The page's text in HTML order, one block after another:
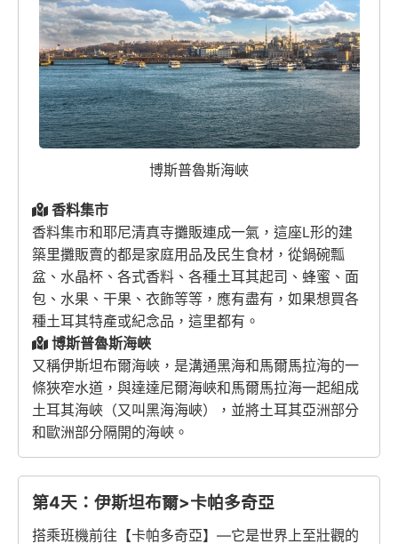
博斯普魯斯海峽
香料集市
香料集市和耶尼清真寺攤販連成一氣，這座L形的建
築里攤販賣的都是家庭用品及民生食材，從鍋碗瓢
盆、水晶杯、各式香料、各種土耳其起司、蜂蜜、面
包、水果、干果、衣飾等等，應有盡有，如果想買各
種土耳其特產或紀念品，這里都有。
博斯普魯斯海峽
又稱伊斯坦布爾海峽，是溝通黑海和馬爾馬拉海的一
條狹窄水道，與達達尼爾海峽和馬爾馬拉海一起組成
土耳其海峽（又叫黑海海峽），並將土耳其亞洲部分
和歐洲部分隔開的海峽。
第4天：伊斯坦布爾>卡帕多奇亞
搭乘班機前往【卡帕多奇亞】—它是世界上至壯觀的